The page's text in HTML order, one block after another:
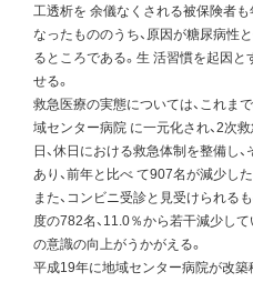
工透析を 余儀なくされる被保険者も
なったもののうち、原因が糖尿病性
るところである。生 活習慣を起因
せる。
救急医療の実態については、これま
域センター病院 に一元化され、2次救
日、休日における救急体制を整備し
あり、前年と比べ て907名が減少し
また、コンビニ受診と見受けられる
度の782名、11.0％から若干減少し
の意識の向上がうかがえる。
平成19年に地域センター病院が改築